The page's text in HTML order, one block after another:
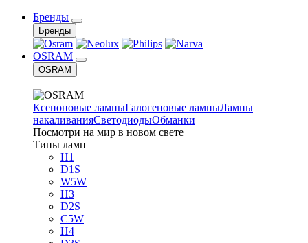
Бренды
Бренды
OSRAM
OSRAM
Ксеноновые лампыГалогеновые лампыЛампы
накаливанияСветодиодыОбманки
Посмотри на мир в новом свете
Типы ламп
H1
D1S
W5W
H3
D2S
C5W
H4